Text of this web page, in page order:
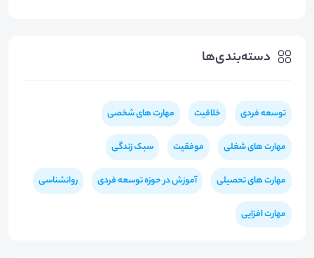
دسته‌بندی‌ها
توسعه فردی خلاقیت مهارت های شخصی
مهارت های شغلی موفقیت سبک زندگی
مهارت های تحصیلی آموزش در حوزه توسعه فردی روانشناسی
مهارت افزایی